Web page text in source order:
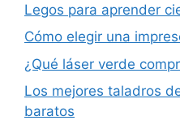
Legos para aprender
Cómo elegir una
¿Qué láser verde
Los mejores taladros
baratos